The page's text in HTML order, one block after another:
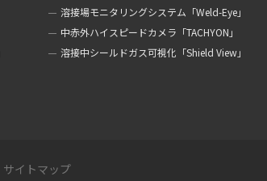
溶接場モニタリングシステム「Weld-Eye」
中赤外ハイスピードカメラ「TACHYON」
溶接中シールドガス可視化「Shield View」
サイトマップ